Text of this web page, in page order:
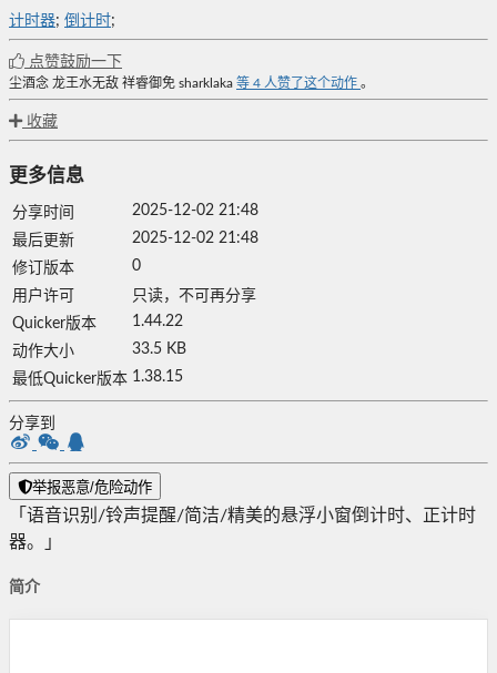
计时器; 倒计时;
点赞鼓励一下
尘酒念 龙王水无敌 祥睿御免 sharklaka 等 4 人赞了这个动作 。
收藏
更多信息
分享时间
2025-12-02 21:48
最后更新
2025-12-02 21:48
修订版本
0
用户许可
只读，不可再分享
Quicker版本
1.44.22
动作大小
33.5 KB
最低Quicker版本 1.38.15
分享到
举报恶意/危险动作
「语音识别/铃声提醒/简洁/精美的悬浮小窗倒计时、正计时
器。」
简介